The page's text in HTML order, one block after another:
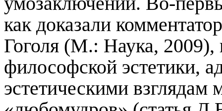
как доказали
Гоголя (М.: Наука, 2009),
философской эстетики,
эстетическими взглядам